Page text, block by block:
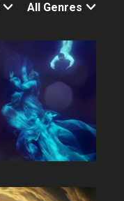
All Genres